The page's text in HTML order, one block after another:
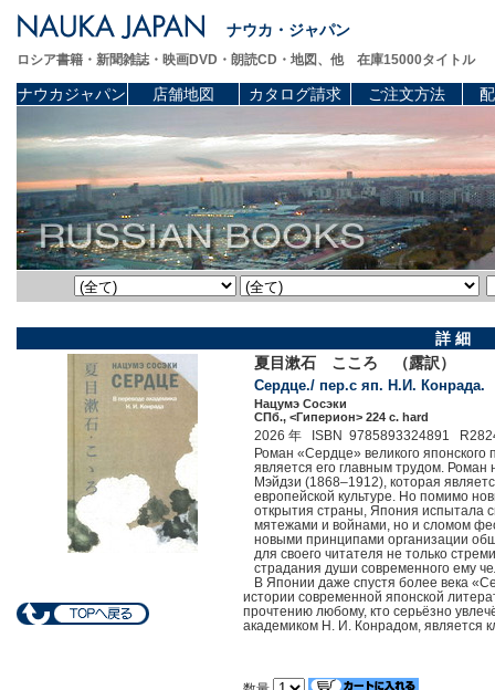
ナウカ・ジャパン
ロシア書籍・新聞雑誌・映画DVD・朗読CD・地図、他 在庫15000タイトル
ナウカジャパン 店舗地図 カタログ請求 ご注文方法
詳 細
夏目漱石 こころ （露訳）
Сердце./ пер.с яп. Н.И. Конрада.
Нацумэ Сосэки
СПб., <Гиперион> 224 c. hard
2026 年 ISBN 9785893324891
Роман «Сердце» великого
является его главным трудом. Роман
Мэйдзи (1868–1912), которая
европейской культуре. Но помимо
открытия страны, Япония испытала
мятежами и войнами, но и сломом
новыми принципами организации
для своего читателя не только
страдания души современного ему
В Японии даже спустя более века
истории современной японской
прочтению любому, кто серьёзно
академиком Н. И. Конрадом, является